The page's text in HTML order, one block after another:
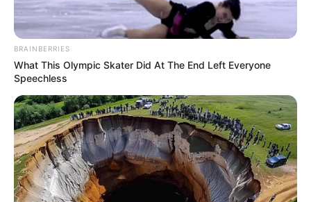
BRAINBERRIES
What This Olympic Skater Did At The End Left Everyone
Speechless